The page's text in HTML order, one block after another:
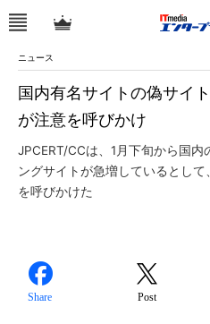
ニュース
国内有名サイトの偽サイ
が注意を呼びかけ
JPCERT/CCは、1月下旬から国
ングサイトが急増しているとし
を呼びかけた
Share Post